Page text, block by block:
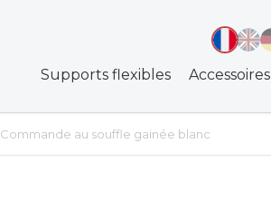
Supports flexibles Accessoires
Commande au souffle gainée blanc